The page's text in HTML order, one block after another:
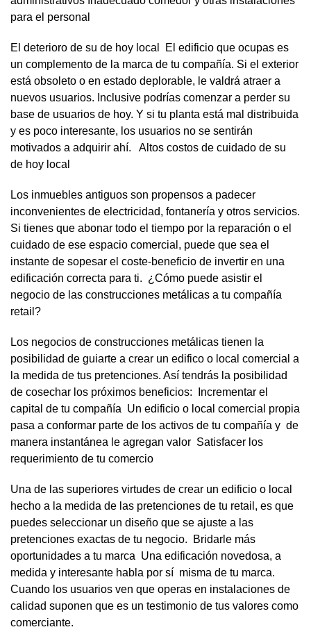
para el personal
El deterioro de su de hoy local El edificio que ocupas es
un complemento de la marca de tu compañía. Si el exterior
está obsoleto o en estado deplorable, le valdrá atraer a
nuevos usuarios. Inclusive podrías comenzar a perder su
base de usuarios de hoy. Y si tu planta está mal distribuida
y es poco interesante, los usuarios no se sentirán
motivados a adquirir ahí. Altos costos de cuidado de su
de hoy local
Los inmuebles antiguos son propensos a padecer
inconvenientes de electricidad, fontanería y otros servicios.
Si tienes que abonar todo el tiempo por la reparación o el
cuidado de ese espacio comercial, puede que sea el
instante de sopesar el coste-beneficio de invertir en una
edificación correcta para ti. ¿Cómo puede asistir el
negocio de las construcciones metálicas a tu compañía
retail?
Los negocios de construcciones metálicas tienen la
posibilidad de guiarte a crear un edifico o local comercial a
la medida de tus pretenciones. Así tendrás la posibilidad
de cosechar los próximos beneficios: Incrementar el
capital de tu compañía Un edificio o local comercial propia
pasa a conformar parte de los activos de tu compañía y de
manera instantánea le agregan valor Satisfacer los
requerimiento de tu comercio
Una de las superiores virtudes de crear un edificio o local
hecho a la medida de las pretenciones de tu retail, es que
puedes seleccionar un diseño que se ajuste a las
pretenciones exactas de tu negocio. Bridarle más
oportunidades a tu marca Una edificación novedosa, a
medida y interesante habla por sí misma de tu marca.
Cuando los usuarios ven que operas en instalaciones de
calidad suponen que es un testimonio de tus valores como
comerciante.